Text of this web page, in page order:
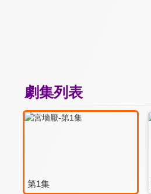
劇集列表
第1集